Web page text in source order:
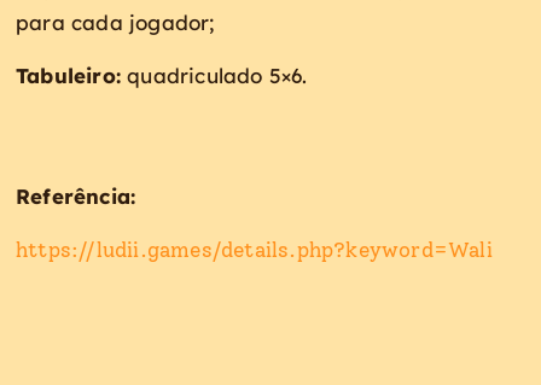
para cada jogador;
Tabuleiro: quadriculado 5×6.
Referência:
https://ludii.games/details.php?keyword=Wali